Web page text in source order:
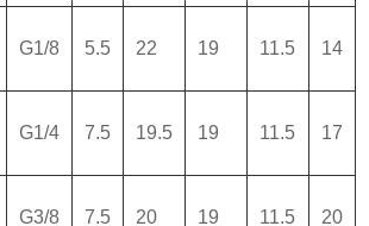
G1/8 5.5 22 19 11.5 14
G1/4 7.5 19.5 19 11.5 17
G3/8 7.5 20 19 11.5 20